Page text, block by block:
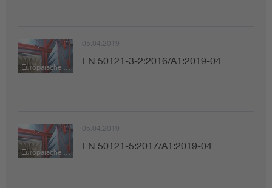
Europäische Norm
05.04.2019
EN 50121-3-2:2016/A1:2019-04
Europäische Norm
05.04.2019
EN 50121-5:2017/A1:2019-04